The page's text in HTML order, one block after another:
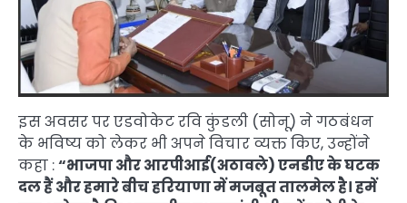
इस अवसर पर एडवोकेट रवि कुंडली (सोनू) ने गठबंधन
के भविष्य को लेकर भी अपने विचार व्यक्त किए, उन्होंने
कहा :“भाजपा और आरपीआई(अठावले) एनडीए के घटक
दल हैं और हमारे बीच हरियाणा में मजबूत तालमेल है। हमें